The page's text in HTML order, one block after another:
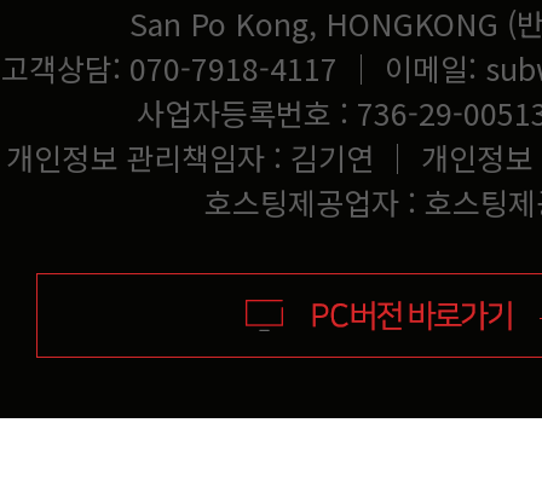
San Po Kong, HONGKONG (
고객상담: 070-7918-4117 ｜ 이메일:
사업자등록번호 : 736-29-
개인정보 관리책임자 : 김기연 ｜ 개인정
호스팅제공업자 : 호스팅